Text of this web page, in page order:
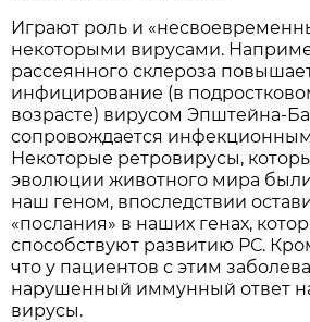
Играют роль и
некоторыми вирусами.
рассеянного склероза
инфицирование (в
возрасте) вирусом Эпштейна-
сопровождается
Некоторые ретровирусы,
эволюции животного мира
наш геном, впоследствии
«послания» в наших генах,
способствуют развитию РС.
что у пациентов с этим
нарушенный иммунный ответ
вирусы.